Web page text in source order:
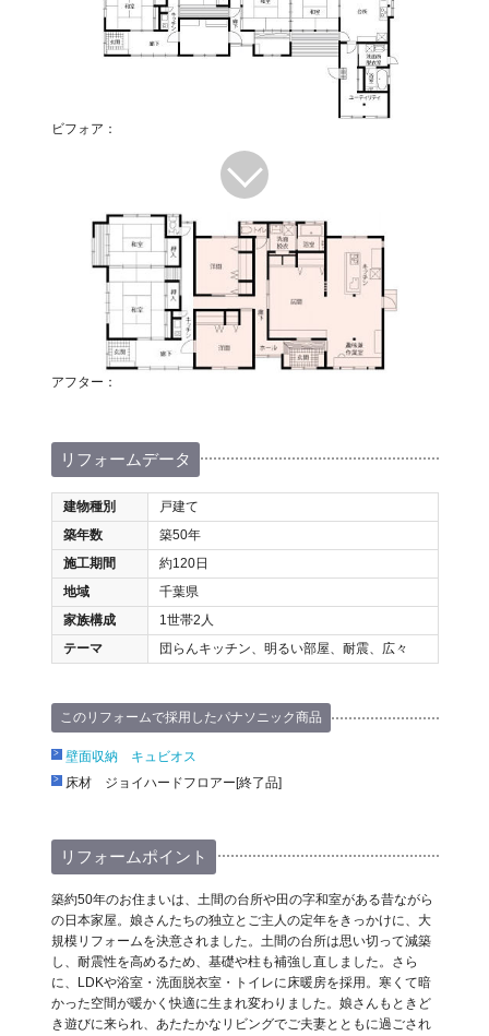
ビフォア：
アフター：
リフォームデータ
建物種別
戸建て
築年数
築50年
施工期間
約120日
地域
千葉県
家族構成
1世帯2人
テーマ
団らんキッチン、明るい部屋、耐震、広々
このリフォームで採用したパナソニック商品
壁面収納 キュビオス
床材 ジョイハードフロアー[終了品]
リフォームポイント
築約50年のお住まいは、土間の台所や田の字和室がある昔ながら
の日本家屋。娘さんたちの独立とご主人の定年をきっかけに、大
規模リフォームを決意されました。土間の台所は思い切って減築
し、耐震性を高めるため、基礎や柱も補強し直しました。さら
に、LDKや浴室・洗面脱衣室・トイレに床暖房を採用。寒くて暗
かった空間が暖かく快適に生まれ変わりました。娘さんもときど
き遊びに来られ、あたたかなリビングでご夫妻とともに過ごされ